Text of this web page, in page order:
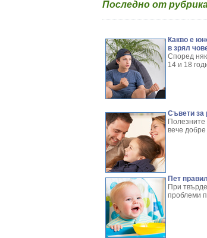
Последно от
Какво е
в зрял
Според
14 и 18
Съвети за
Полезните
вече
Пет
При
проблеми